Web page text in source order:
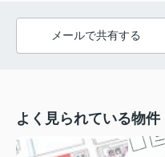
メールで共有する
よく見られている物件